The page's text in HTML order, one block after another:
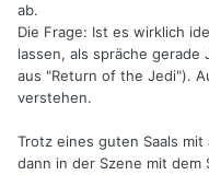
ab.
Die Frage: Ist es wirklich
lassen, als spräche
aus "Return of the Jedi").
verstehen.
Trotz eines guten Saals
dann in der Szene mit dem